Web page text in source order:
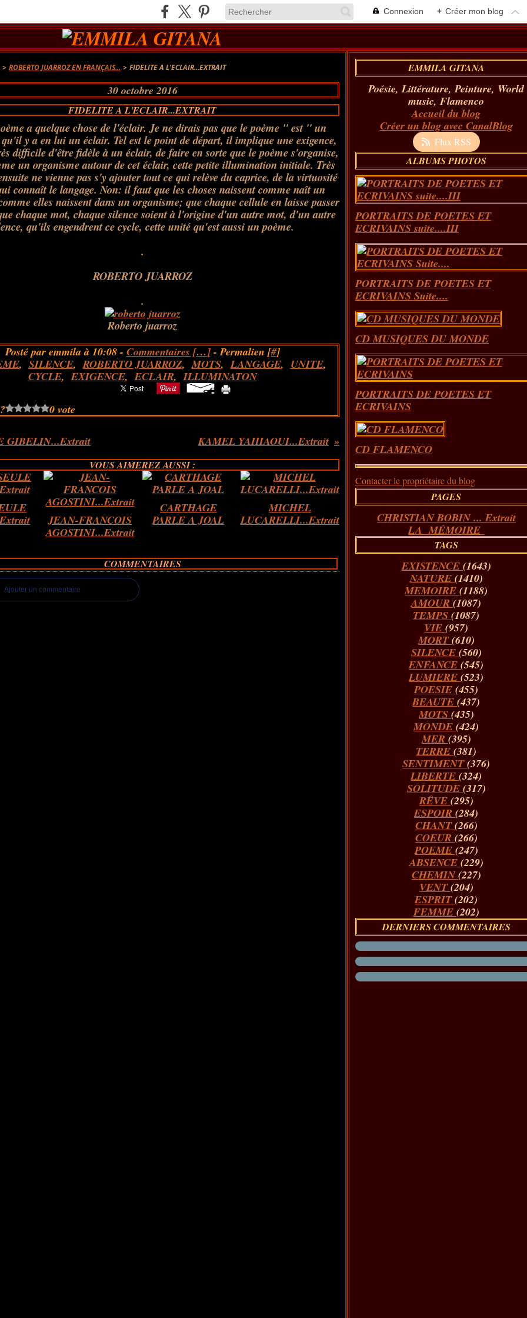
Connexion + Créer mon blog
> ROBERTO JUARROZ EN FRANÇAIS... > FIDELITE A L'ECLAIR...EXTRAIT
30 octobre 2016
FIDELITE A L'ECLAIR...EXTRAIT
a quelque chose de l'éclair. Je ne dirais pas que le poème " est " un
y a en lui un éclair. Tel est le point de départ, il implique une exigence,
difficile d'être fidèle à un éclair, de faire en sorte que le poème s'organise,
un organisme autour de cet éclair, cette petite illumination initiale. Très
ne vienne pas s'y ajouter tout ce qui relève du caprice, de la virtuosité
connaît le langage. Non: il faut que les choses naissent comme naît un
elles naissent dans un organisme; que chaque cellule en laisse passer
chaque mot, chaque silence soient à l'origine d'un autre mot, d'un autre
qu'ils engendrent ce cycle, cette unité qu'est aussi un poème.
.
ROBERTO JUARROZ
.
Roberto juarroz
Posté par emmila à 10:08 - Commentaires […]- Permalien [#]
, SILENCE,ROBERTO JUARROZ,MOTS,LANGAGE, UNITE,
CYCLE,EXIGENCE,ECLAIR,ILLUMINATON
0 vote
GIBELIN...Extrait KAMEL YAHIAOUI...Extrait
VOUS AIMEREZ AUSSI :
JEAN-FRANCOIS
AGOSTINI...Extrait
CARTHAGE
PARLE A JOAL
MICHEL
LUCARELLI...Extrait
COMMENTAIRES
Ajouter un commentaire
EMMILA GITANA
Poésie, Littérature, Peinture, World
music, Flamenco
Accueil du blog
Créer un blog avec CanalBlog
Flux RSS
ALBUMS PHOTOS
PORTRAITS DE POETES ET
ECRIVAINS suite....III
PORTRAITS DE POETES ET
ECRIVAINS Suite....
CD MUSIQUES DU MONDE
PORTRAITS DE POETES ET
ECRIVAINS
CD FLAMENCO
Contacter le propriétaire du blog
PAGES
CHRISTIAN BOBIN ... Extrait
LA MÉMOIRE
TAGS
EXISTENCE (1643)
NATURE (1410)
MEMOIRE(1188)
AMOUR(1087)
TEMPS(1087)
VIE(957)
MORT(610)
SILENCE (560)
ENFANCE(545)
LUMIERE(523)
POESIE(455)
BEAUTE(437)
MOTS (435)
MONDE(424)
MER (395)
TERRE(381)
SENTIMENT(376)
LIBERTE(324)
SOLITUDE (317)
RÊVE (295)
ESPOIR(284)
CHANT(266)
COEUR (266)
POEME (247)
ABSENCE (229)
CHEMIN(227)
VENT(204)
ESPRIT(202)
FEMME (202)
DERNIERS COMMENTAIRES